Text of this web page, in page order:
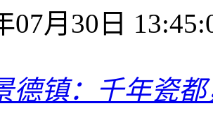
07月30日
德镇：千年瓷